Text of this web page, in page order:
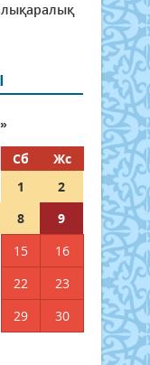
Сб
Жс
1
2
8
9
15
16
22
23
29
30